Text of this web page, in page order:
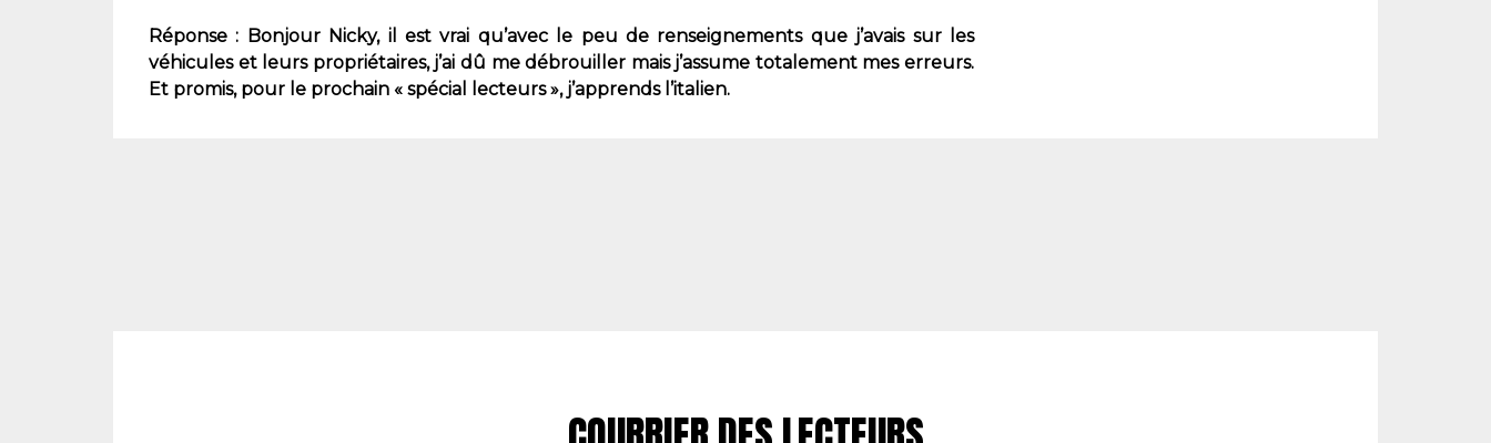
Réponse : Bonjour Nicky, il est vrai qu’avec le peu de renseignements que j’avais sur les
véhicules et leurs propriétaires, j’ai dû me débrouiller mais j’assume totalement mes erreurs.
Et promis, pour le prochain « spécial lecteurs », j’apprends l’italien.